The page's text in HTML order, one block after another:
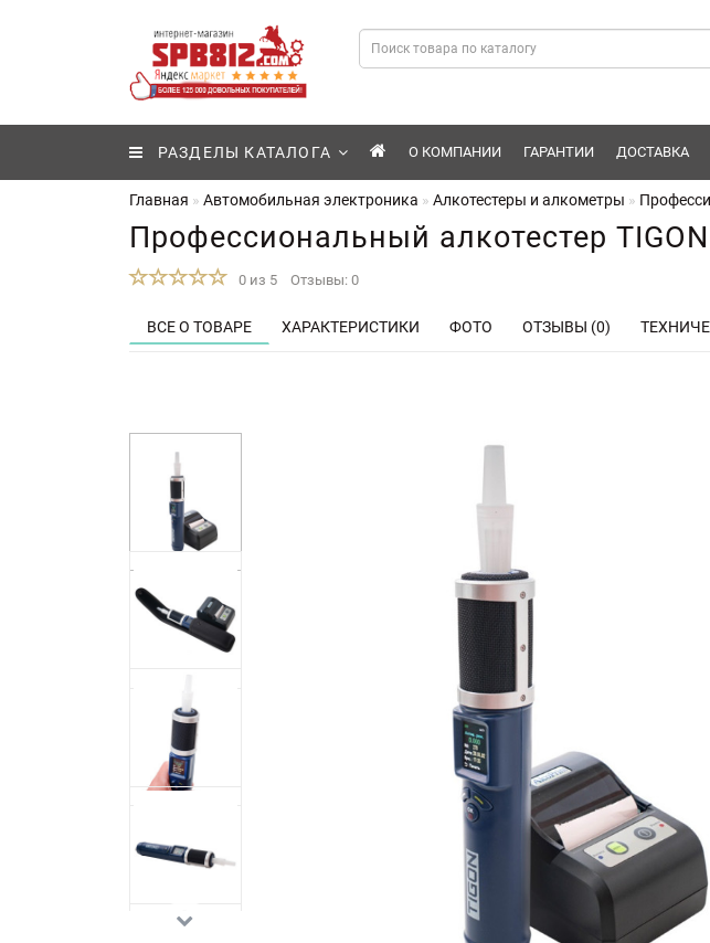
РАЗДЕЛЫ КАТАЛОГА О КОМПАНИИ ГАРАНТИИ ДОСТАВКА
Главная Автомобильная электроника Алкотестеры и алкометры
Профессиональный алкотестер
0 из 5 Отзывы: 0
ВСЕ О ТОВАРЕ ХАРАКТЕРИСТИКИ ФОТО ОТЗЫВЫ (0)